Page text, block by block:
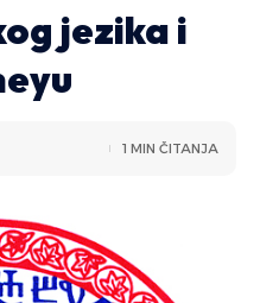
jezika i
1 MIN ČITANJA